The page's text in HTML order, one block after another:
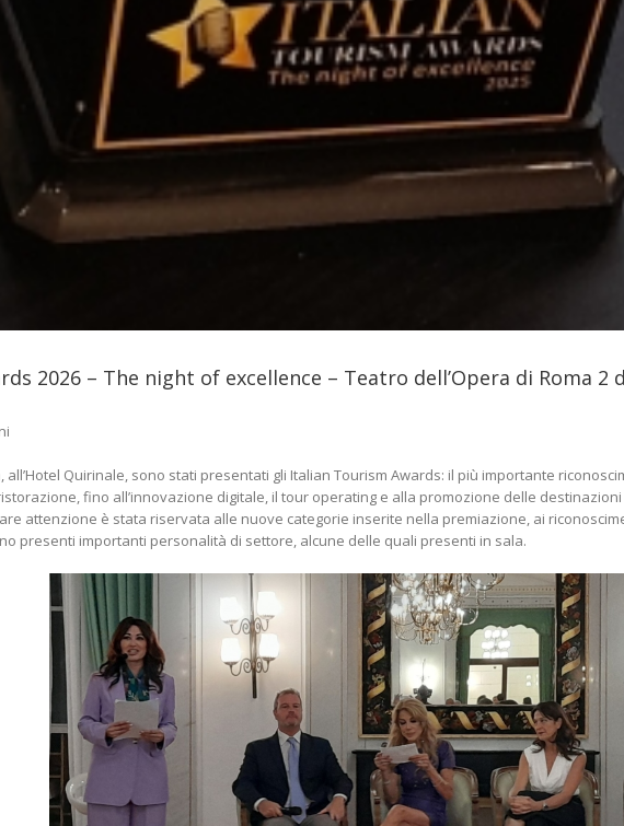
2026 – The night of excellence – Teatro dell’Opera di Roma 2
all’Hotel Quirinale, sono stati presentati gli Italian Tourism Awards: il più importante
fino all’innovazione digitale, il tour operating e alla promozione delle
attenzione è stata riservata alle nuove categorie inserite nella premiazione, ai
presenti importanti personalità di settore, alcune delle quali presenti in sala.